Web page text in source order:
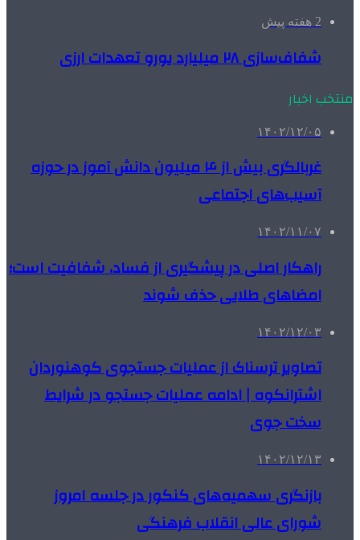
2 هفته پیش
شفاف‌سازی ۲۸ میلیارد یورو تعهدات ارزی
منتخب اخبار
۱۴۰۲/۱۲/۰۵
غربالگری بیش از ۴ میلیون دانش آموز در حوزه
آسیب‌های اجتماعی
۱۴۰۲/۱۱/۰۷
راهکار اصلی در پیشگیری از فساد، شفافیت است؛
امضاهای طلایی حذف شوند
۱۴۰۲/۱۲/۰۳
تصاویر ترسناک از عملیات جستجوی کوهنوردان
اشترانکوه | ادامه عملیات جستجو در شرایط
سخت جوی
۱۴۰۲/۱۲/۱۳
بازنگری سهمیه‌های کنکور در جلسه امروز
شورای عالی انقلاب فرهنگی